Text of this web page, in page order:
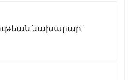
նախարար՝